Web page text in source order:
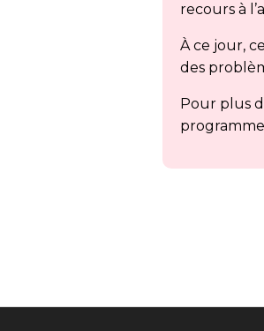
recours à
À ce jour,
des
Pour plus